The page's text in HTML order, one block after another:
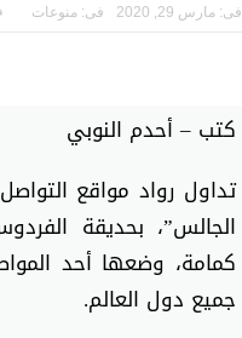
فى: مارس 29, 2020 فى: منوعات
كتب – أحدم النوبي
تداول رواد مواقع
الجالس”، بحديقة
كمامة، وضعها أحد
جميع دول العالم.